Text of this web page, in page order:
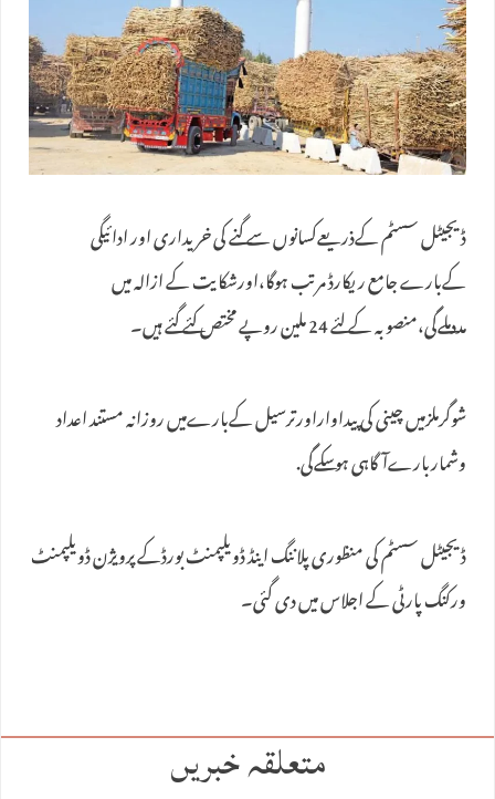
ڈیجیٹل سسٹم کےذریعےکسانوں سے گنے کی خریداری اور ادائیگی
کےبارے جامع ریکارڈ مرتب ہوگا،اورشکایت کے ازالہ میں
مددملےگی،منصوبہ کے لئے 24 ملین روپے مختص کئے گئے ہیں۔
شوگرملزمیں چینی کی پیداواراورترسیل کےبارےمیں روزانہ مستند اعداد
وشماربارےآگاہی ہوسکےگی.
ڈیجیٹل سسٹم کی منظوری پلاننگ اینڈ ڈویلپمنٹ بورڈکے پرویژن ڈویلپمنٹ
ورکنگ پارٹی کے اجلاس میں دی گئی۔
متعلقہ خبریں